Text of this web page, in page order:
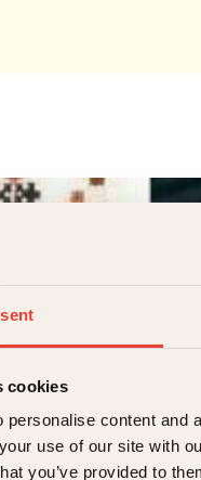
cookies
personalise content and
use of our site with
you’ve provided to
Irmelin Kvam